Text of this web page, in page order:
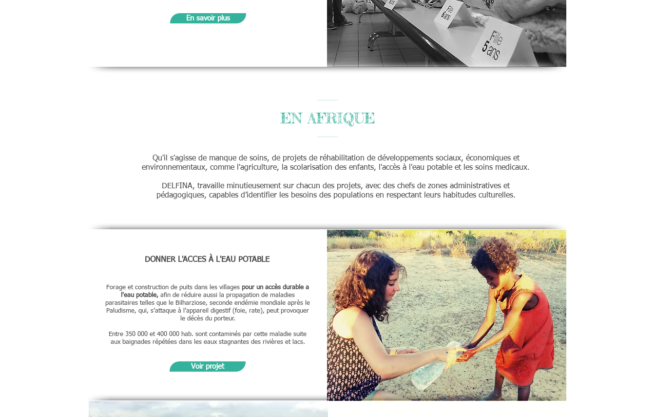
En savoir plus
EN AFRIQUE
Qu'il s'agisse de manque de soins, de projets de réhabilitation de développements sociaux, économiques et
environnementaux, comme l'agriculture, la scolarisation des enfants, l'accès à l'eau potable et les soins medicaux.
DELFINA, travaille minutieusement sur chacun des projets, avec des chefs de zones administratives et
pédagogiques, capables d’identifier les besoins des populations en respectant leurs habitudes culturelles.
DONNER L'ACCES À L'EAU POTABLE
Forage et construction de puits dans les villages pour un accès durable a
l'eau potable,afin de réduire aussi la propagation de maladies
parasitaires telles que le Bilharziose, seconde endémie mondiale après le
Paludisme, qui, s’attaque à l’appareil digestif (foie, rate), peut provoquer
le décès du porteur.
Entre 350 000 et 400 000 hab. sont contaminés par cette maladie suite
aux baignades répétées dans les eaux stagnantes des rivières et lacs.
Voir projet